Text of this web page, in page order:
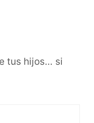
tus hijos… si